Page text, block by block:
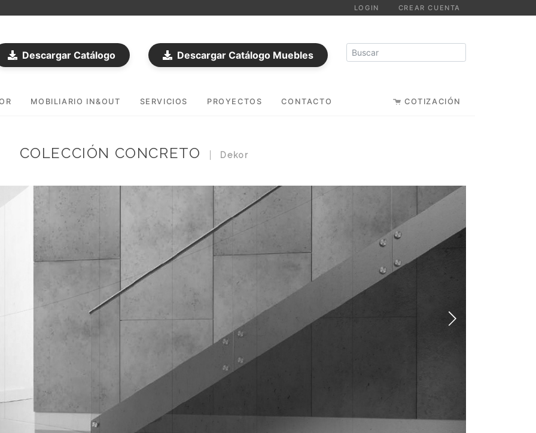
LOGIN CREAR CUENTA
Descargar Catálogo Descargar Catálogo Muebles
MOBILIARIO IN&OUT SERVICIOS PROYECTOS CONTACTO COTIZACIÓN
COLECCIÓN CONCRETO Dekor